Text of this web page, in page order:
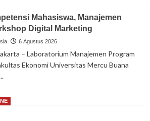
Mahasiswa, Manajemen
Digital Marketing
6 Agustus 2026
– Laboratorium Manajemen Program
Ekonomi Universitas Mercu Buana